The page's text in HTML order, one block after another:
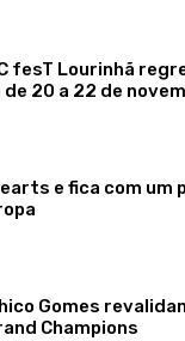
fesT Lourinhã
20 a 22 de
e fica com um
Gomes
Champions